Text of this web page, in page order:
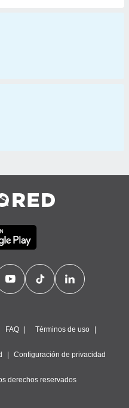
FAQ Términos de uso
Configuración de privacidad
derechos reservados